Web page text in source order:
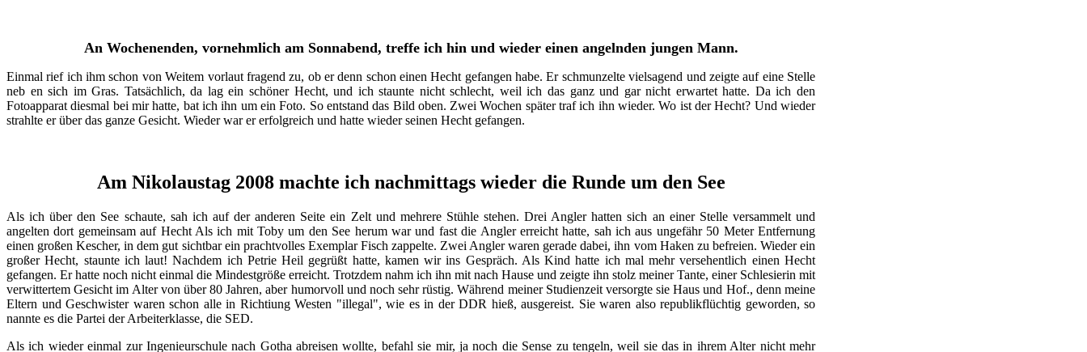
An Wochenenden, vornehmlich am Sonnabend, treffe ich hin und wieder einen angelnden jungen Mann.
Einmal rief ich ihm schon von Weitem vorlaut fragend zu, ob er denn schon einen Hecht gefangen habe. Er schmunzelte vielsagend und zeigte auf eine Stelle
neb en sich im Gras. Tatsächlich, da lag ein schöner Hecht, und ich staunte nicht schlecht, weil ich das ganz und gar nicht erwartet hatte. Da ich den
Fotoapparat diesmal bei mir hatte, bat ich ihn um ein Foto. So entstand das Bild oben. Zwei Wochen später traf ich ihn wieder. Wo ist der Hecht? Und wieder
strahlte er über das ganze Gesicht. Wieder war er erfolgreich und hatte wieder seinen Hecht gefangen.
Am Nikolaustag 2008 machte ich nachmittags wieder die Runde um den See
Als ich über den See schaute, sah ich auf der anderen Seite ein Zelt und mehrere Stühle stehen. Drei Angler hatten sich an einer Stelle versammelt und
angelten dort gemeinsam auf Hecht Als ich mit Toby um den See herum war und fast die Angler erreicht hatte, sah ich aus ungefähr 50 Meter Entfernung
einen großen Kescher, in dem gut sichtbar ein prachtvolles Exemplar Fisch zappelte. Zwei Angler waren gerade dabei, ihn vom Haken zu befreien. Wieder ein
großer Hecht, staunte ich laut! Nachdem ich Petrie Heil gegrüßt hatte, kamen wir ins Gespräch. Als Kind hatte ich mal mehr versehentlich einen Hecht
gefangen. Er hatte noch nicht einmal die Mindestgröße erreicht. Trotzdem nahm ich ihn mit nach Hause und zeigte ihn stolz meiner Tante, einer Schlesierin mit
verwittertem Gesicht im Alter von über 80 Jahren, aber humorvoll und noch sehr rüstig. Während meiner Studienzeit versorgte sie Haus und Hof., denn meine
Eltern und Geschwister waren schon alle in Richtiung Westen "illegal", wie es in der DDR hieß, ausgereist. Sie waren also republikflüchtig geworden, so
nannte es die Partei der Arbeiterklasse, die SED.
Als ich wieder einmal zur Ingenieurschule nach Gotha abreisen wollte, befahl sie mir, ja noch die Sense zu tengeln, weil sie das in ihrem Alter nicht mehr